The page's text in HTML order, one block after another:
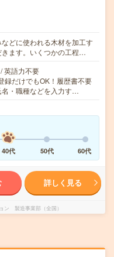
どに使われる木材を加工す
ます。いくつかの工程…
英語力不要
だけでもOK！履歴書不要
・職種などを入力す…
40代 50代 60代
詳しく見る
ン 製造事業部（全国）